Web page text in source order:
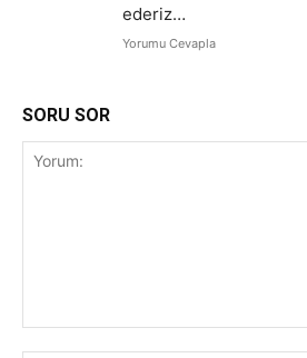
ederiz…
Yorumu Cevapla
SORU SOR